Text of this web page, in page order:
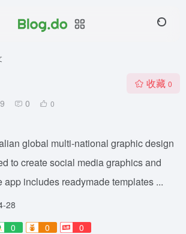
0 0
收藏 0
global multi-national graphic design
to create social media graphics and
app includes readymade templates ...
28
0 0 0